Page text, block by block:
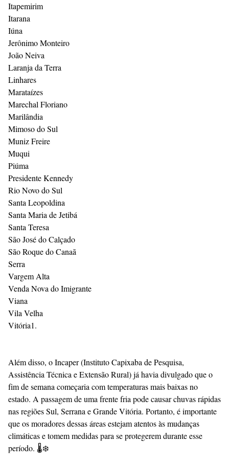
Itapemirim
Itarana
Iúna
Jerônimo Monteiro
João Neiva
Laranja da Terra
Linhares
Marataízes
Marechal Floriano
Marilândia
Mimoso do Sul
Muniz Freire
Muqui
Piúma
Presidente Kennedy
Rio Novo do Sul
Santa Leopoldina
Santa Maria de Jetibá
Santa Teresa
São José do Calçado
São Roque do Canaã
Serra
Vargem Alta
Venda Nova do Imigrante
Viana
Vila Velha
Vitória1.
Além disso, o Incaper (Instituto Capixaba de Pesquisa,
Assistência Técnica e Extensão Rural) já havia divulgado que o
fim de semana começaria com temperaturas mais baixas no
estado. A passagem de uma frente fria pode causar chuvas rápidas
nas regiões Sul, Serrana e Grande Vitória. Portanto, é importante
que os moradores dessas áreas estejam atentos às mudanças
climáticas e tomem medidas para se protegerem durante esse
período. 🌡️❄️